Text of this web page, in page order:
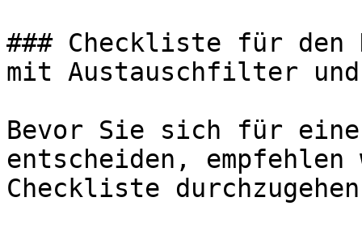
### Checkliste für den
mit Austauschfilter
Bevor Sie sich für eine
entscheiden,
Checkliste